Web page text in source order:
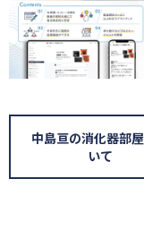
中島亘の消化器部
いて